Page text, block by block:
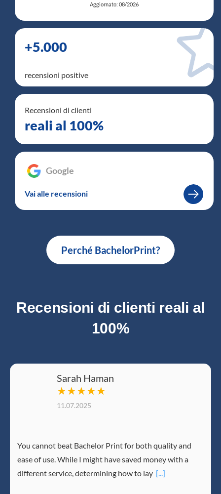
Aggiornato: 08/2026
+5.000
recensioni positive
Recensioni di clienti
reali al 100%
Google
Vai alle recensioni –
Perché BachelorPrint?
Recensioni di clienti reali al
100%
Sarah Haman
★★★★★
11.07.2025
You cannot beat Bachelor Print for both quality and
ease of use. While I might have saved money with a
different service, determining how to lay [...]